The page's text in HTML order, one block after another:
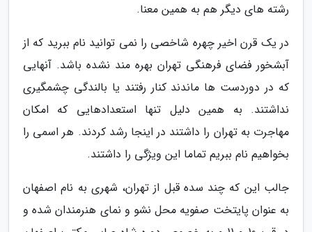
رشته های دیگر هم به همین معنا.
در یک قرن اخیر چهره شاخصی را نمی توانید نام ببرید که از
آبشخور فضای فرهنگی تهران بهره مند نشده باشد. آنهایی
که در دوردست ها ماندند کنار رفتند یا بالندگی چشمگیری
نداشتند. به همین دلیل تنها استعدادهایی که امکان
مهاجرت به تهران را داشتند در اینجا رشد کردند. هر اسمی را
بخواهیم نام ببریم تماما این ویژگی را داشتند.
جالب این که چند سده قبل از تهران، شهری به نام اصفهان
به عنوان پایتخت صفویه محل نشو و نمای هنرمندان شده و